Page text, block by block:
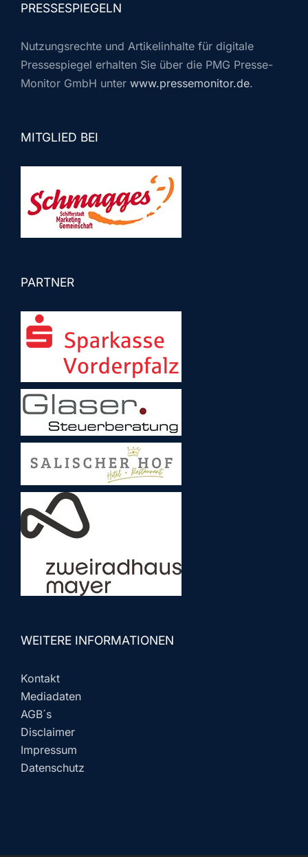
PRESSESPIEGELN
Nutzungsrechte und Artikelinhalte für digitale
Pressespiegel erhalten Sie über die PMG Presse-
Monitor GmbH unter www.pressemonitor.de.
MITGLIED BEI
PARTNER
WEITERE INFORMATIONEN
Kontakt
Mediadaten
AGB´s
Disclaimer
Impressum
Datenschutz